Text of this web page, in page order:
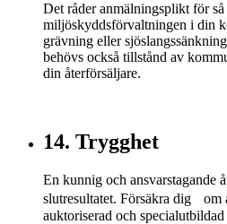
Det råder anmälningsplikt för
miljöskyddsförvaltningen i din
grävning eller
behövs också tillstånd av
din återförsäljare.
14. Trygghet
En kunnig och ansvarstagande
slutresultatet. Försäkra dig om
auktoriserad och